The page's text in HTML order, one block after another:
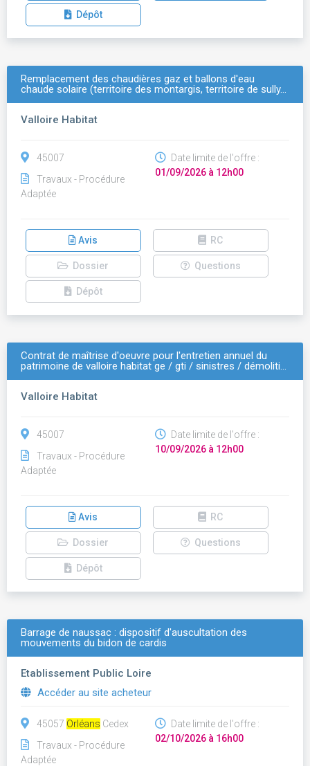
Dépôt
Remplacement des chaudières gaz et ballons d'eau
chaude solaire (territoire des montargis, territoire de sully…
Valloire Habitat
45007
Travaux - Procédure
Adaptée
Date limite de l'offre :
01/09/2026 à 12h00
Avis RC
Dossier Questions
Dépôt
Contrat de maîtrise d'oeuvre pour l'entretien annuel du
patrimoine de valloire habitat ge / gti / sinistres / démoliti…
Valloire Habitat
45007
Travaux - Procédure
Adaptée
Date limite de l'offre :
10/09/2026 à 12h00
Avis RC
Dossier Questions
Dépôt
Barrage de naussac : dispositif d'auscultation des
mouvements du bidon de cardis
Etablissement Public Loire
Accéder au site acheteur
45057 Orléans Cedex
Travaux - Procédure
Adaptée
Date limite de l'offre :
02/10/2026 à 16h00